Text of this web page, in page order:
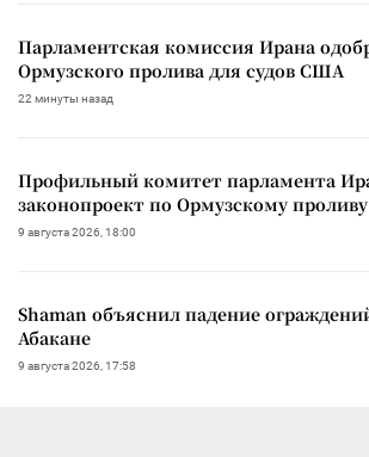
Парламентская комиссия Ирана
Ормузского пролива для судов США
22 минуты назад
Профильный комитет парламента
законопроект по Ормузскому проливу
9 августа 2026, 18:00
Shaman объяснил падение
Абакане
9 августа 2026, 17:58